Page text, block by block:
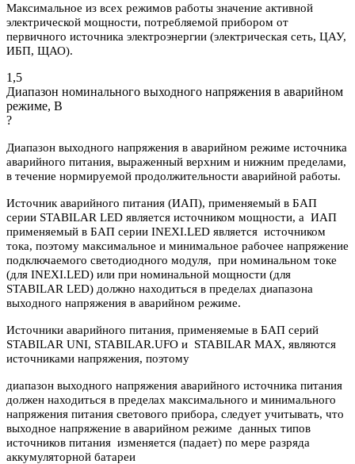
Максимальное из всех режимов работы значение активной
электрической мощности, потребляемой прибором от
первичного источника электроэнергии (электрическая сеть, ЦАУ,
ИБП, ЩАО).
1,5
Диапазон номинального выходного напряжения в аварийном
режиме, В
?
Диапазон выходного напряжения в аварийном режиме источника
аварийного питания, выраженный верхним и нижним пределами,
в течение нормируемой продолжительности аварийной работы.
Источник аварийного питания (ИАП), применяемый в БАП
серии STABILAR LED является источником мощности, а ИАП
применяемый в БАП серии INEXI.LED является источником
тока, поэтому максимальное и минимальное рабочее напряжение
подключаемого светодиодного модуля, при номинальном токе
(для INEXI.LED) или при номинальной мощности (для
STABILAR LED) должно находиться в пределах диапазона
выходного напряжения в аварийном режиме.
Источники аварийного питания, применяемые в БАП серий
STABILAR UNI, STABILAR.UFO и STABILAR MAX, являются
источниками напряжения, поэтому
диапазон выходного напряжения аварийного источника питания
должен находиться в пределах максимального и минимального
напряжения питания светового прибора, следует учитывать, что
выходное напряжение в аварийном режиме данных типов
источников питания изменяется (падает) по мере разряда
аккумуляторной батареи